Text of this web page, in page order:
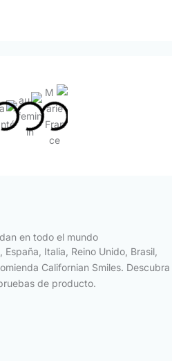
en todo el mundo
Italia, Reino Unido, Brasil,
Californian Smiles. Descubra
de producto.